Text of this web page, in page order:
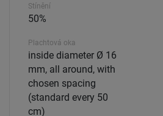
Stínění
50%
Plachtová oka
inside diameter Ø 16
mm, all around, with
chosen spacing
(standard every 50
cm)